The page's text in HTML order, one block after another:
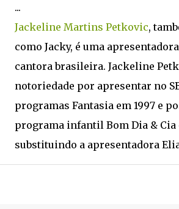
...
Jackeline Martins Petkovic,
como Jacky, é uma
cantora brasileira. Jackeline
notoriedade por apresentar no
programas Fantasia em 1997 e
programa infantil Bom Dia & Cia
substituindo a apresentadora